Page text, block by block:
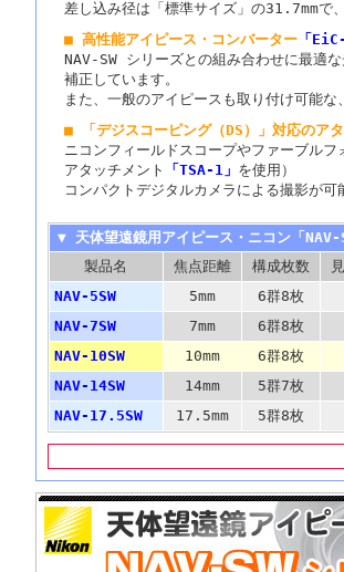
差し込み径は「標準サイズ」の31.7mmで
■ 高性能アイピース・コンバーター「EiC-
NAV-SW シリーズとの組み合わせに最適
補正しています。
また、一般のアイピースも取り付け可能
■ 「デジスコーピング（DS）」対応のア
ニコンフィールドスコープやファーブル
アタッチメント
「TSA-1」 を使用）
コンパクトデジタルカメラによる撮影が可
▼ 天体望遠鏡用アイピース・ニコン「NAV-
製品名
焦点距離 構成枚数
NAV-5SW
5mm 6群8枚
NAV-7SW
7mm 6群8枚
NAV-10SW
10mm 6群8枚
NAV-14SW
14mm 5群7枚
NAV-17.5SW
17.5mm 5群8枚